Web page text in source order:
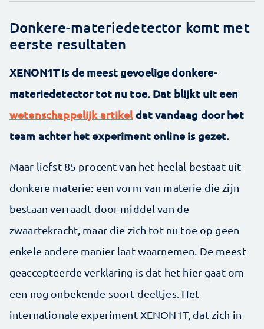
Donkere-materiedetector komt met
eerste resultaten
XENON1T is de meest gevoelige donkere-
materiedetector tot nu toe. Dat blijkt uit een
wetenschappelijk artikeldat vandaag door het
team achter het experiment online is gezet.
Maar liefst 85 procent van het heelal bestaat uit
donkere materie: een vorm van materie die zijn
bestaan verraadt door middel van de
zwaartekracht, maar die zich tot nu toe op geen
enkele andere manier laat waarnemen. De meest
geaccepteerde verklaring is dat het hier gaat om
een nog onbekende soort deeltjes. Het
internationale experiment XENON1T, dat zich in